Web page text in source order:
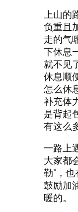
上山的
负重且
走的气
下休息
就不见
休息顺
怎么休
补充体
是背起
有这么
一路上
大家都
勒”，
鼓励加
暖的。